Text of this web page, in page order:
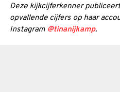
Deze kijkcijferkenner
opvallende cijfers op haar
Instagram @tinanijkamp.